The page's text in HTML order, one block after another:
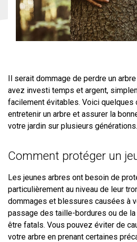
Il serait dommage de perdre un
avez investi temps et argent,
facilement évitables. Voici quelques
entretenir un arbre et assurer la
votre jardin sur plusieurs générations.
Comment protéger un
Les jeunes arbres ont besoin de
particulièrement au niveau de leur
dommages et blessures causées à
passage des taille-bordures ou de
être fatals. Vous pouvez éviter de
votre arbre en prenant certaines